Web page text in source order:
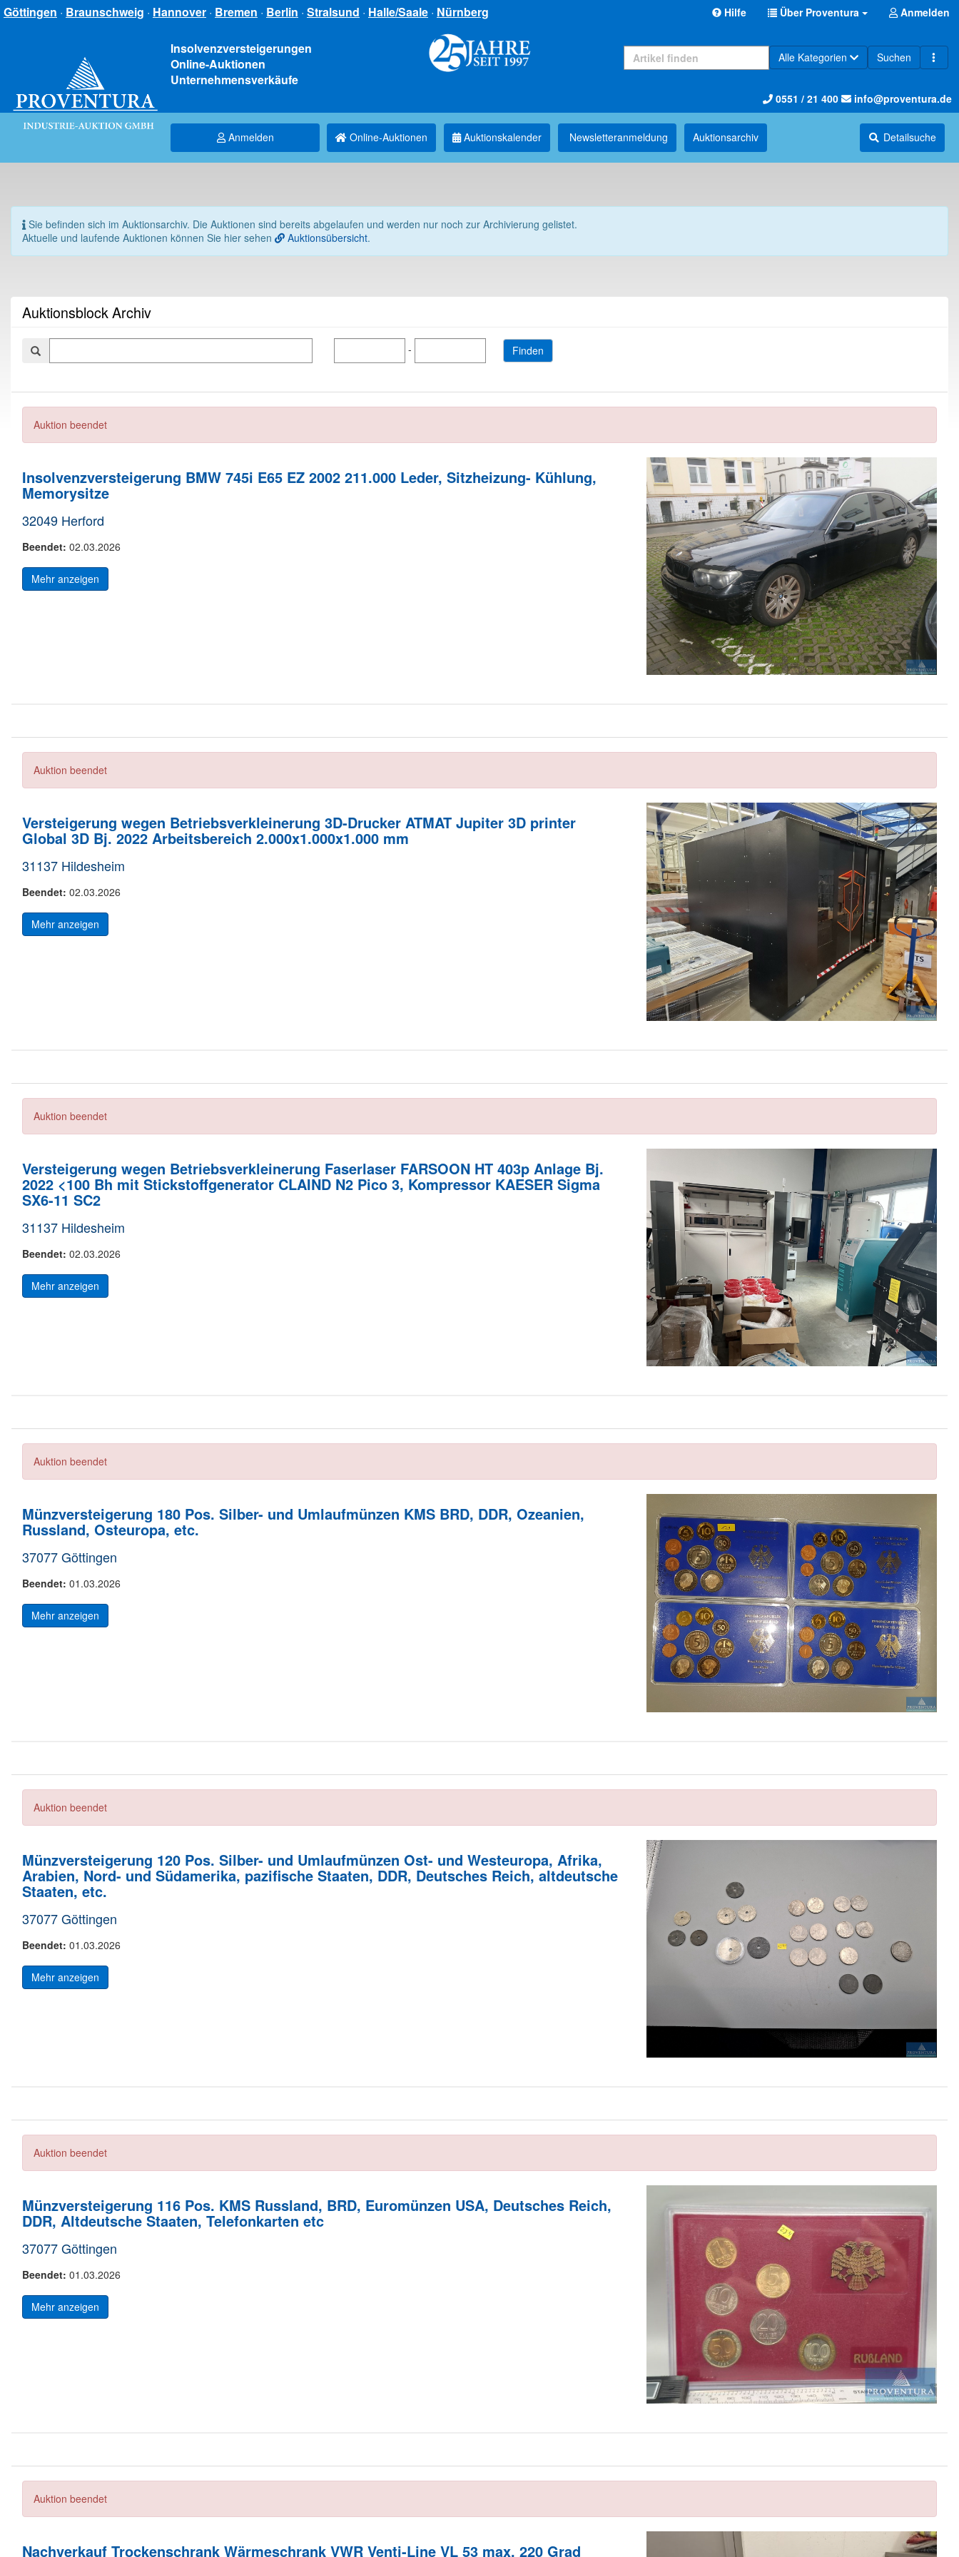
Göttingen · Braunschweig · Hannover · Bremen · Berlin · Stralsund · Halle/Saale · Nürnberg Hilfe Über Proventura Anmelden
Insolvenzversteigerungen
Online-Auktionen
Unternehmensverkäufe
Alle Kategorien Suchen
0551 / 21 400 info@proventura.de
Anmelden Online-Auktionen Auktionskalender Newsletter­anmeldung Auktions­archiv Detailsuche
Sie befinden sich im Auktionsarchiv. Die Auktionen sind bereits abgelaufen und werden nur noch zur Archivierung gelistet.
Aktuelle und laufende Auktionen können Sie hier sehen
Auktionsübersicht.
Auktionsblock Archiv
-
Auktion beendet
Insolvenzversteigerung BMW 745i E65 EZ 2002 211.000 Leder, Sitzheizung- Kühlung,
Memorysitze
32049 Herford
Beendet: 02.03.2026
Mehr anzeigen
Auktion beendet
Versteigerung wegen Betriebsverkleinerung 3D-Drucker ATMAT Jupiter 3D printer
Global 3D Bj. 2022 Arbeitsbereich 2.000x1.000x1.000 mm
31137 Hildesheim
Beendet: 02.03.2026
Mehr anzeigen
Auktion beendet
Versteigerung wegen Betriebsverkleinerung Faserlaser FARSOON HT 403p Anlage Bj.
2022 <100 Bh mit Stickstoffgenerator CLAIND N2 Pico 3, Kompressor KAESER Sigma
SX6-11 SC2
31137 Hildesheim
Beendet: 02.03.2026
Mehr anzeigen
Auktion beendet
Münzversteigerung 180 Pos. Silber- und Umlaufmünzen KMS BRD, DDR, Ozeanien,
Russland, Osteuropa, etc.
37077 Göttingen
Beendet: 01.03.2026
Mehr anzeigen
Auktion beendet
Münzversteigerung 120 Pos. Silber- und Umlaufmünzen Ost- und Westeuropa, Afrika,
Arabien, Nord- und Südamerika, pazifische Staaten, DDR, Deutsches Reich, altdeutsche
Staaten, etc.
37077 Göttingen
Beendet: 01.03.2026
Mehr anzeigen
Auktion beendet
Münzversteigerung 116 Pos. KMS Russland, BRD, Euromünzen USA, Deutsches Reich,
DDR, Altdeutsche Staaten, Telefonkarten etc
37077 Göttingen
Beendet: 01.03.2026
Mehr anzeigen
Auktion beendet
Nachverkauf Trockenschrank Wärmeschrank VWR Venti-Line VL 53 max. 220 Grad